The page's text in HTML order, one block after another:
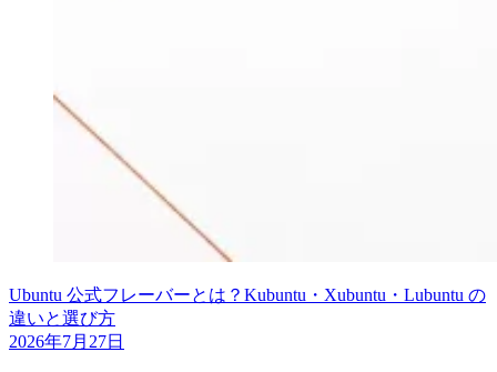
Ubuntu 公式フレーバーとは？Kubuntu・Xubuntu・Lubuntu の
違いと選び方
2026年7月27日